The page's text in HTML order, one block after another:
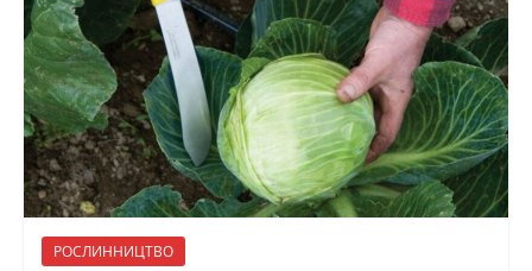
РОСЛИННИЦТВО